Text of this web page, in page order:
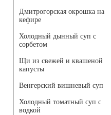
Дмитрогорская окрошка на
кефире
Холодный дынный суп с
сорбетом
Щи из свежей и квашеной
капусты
Венгерский вишневый суп
Холодный томатный суп с
водкой